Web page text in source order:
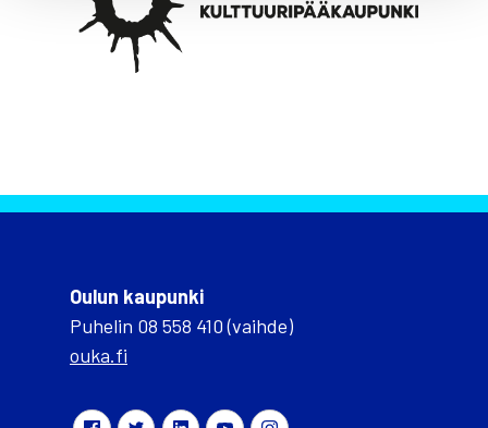
Oulun kaupunki
Puhelin 08 558 410 (vaihde)
ouka.fi